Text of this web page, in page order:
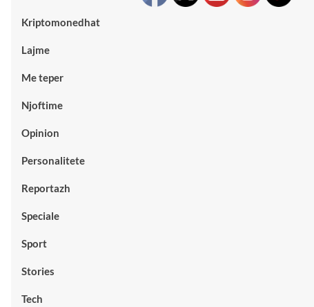
Kriptomonedhat
Lajme
Me teper
Njoftime
Opinion
Personalitete
Reportazh
Speciale
Sport
Stories
Tech